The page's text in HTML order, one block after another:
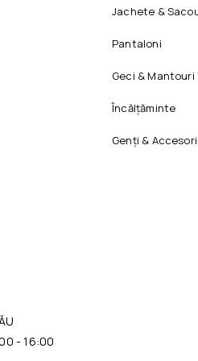
Jachete &
Pantaloni
Geci & Mantouri
Încălțăminte
Genți &
- 16:00